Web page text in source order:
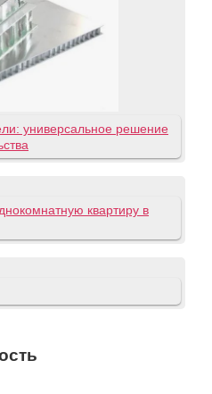
универсальное решение
квартиру в